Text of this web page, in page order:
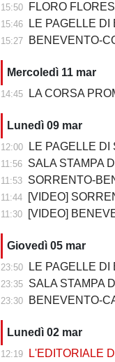
15:50 FLORO FLORES DOPO
15:46 LE PAGELLE DI BENEVENTO-
15:27 BENEVENTO-
Mercoledì 11 mar
14:45 LA CORSA
Lunedì 09 mar
12:00 LE PAGELLE DI
11:56 SALA STAMPA DOPO
11:53 SORRENTO-
11:44 [VIDEO] SORRENTO-
11:30 [VIDEO]
Giovedì 05 mar
23:50 LE PAGELLE DI
23:35 SALA STAMPA DOPO
23:30 BENEVENTO-
Lunedì 02 mar
12:19 L'EDITORIALE